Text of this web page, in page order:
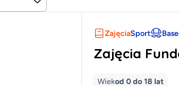
ZajęciaSport
Zajęcia
Wiekod 0 do 18 lat